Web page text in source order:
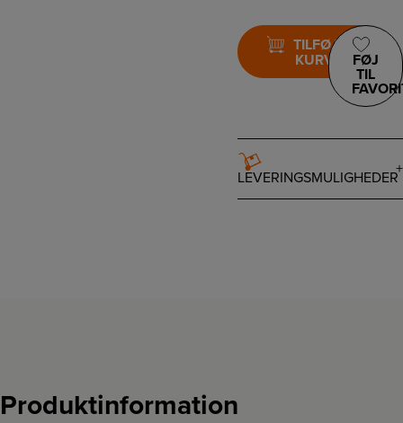
TILFØJ TIL
KURV
FØJ
TIL
LEVERINGSMULIGHEDER
Produktinformation